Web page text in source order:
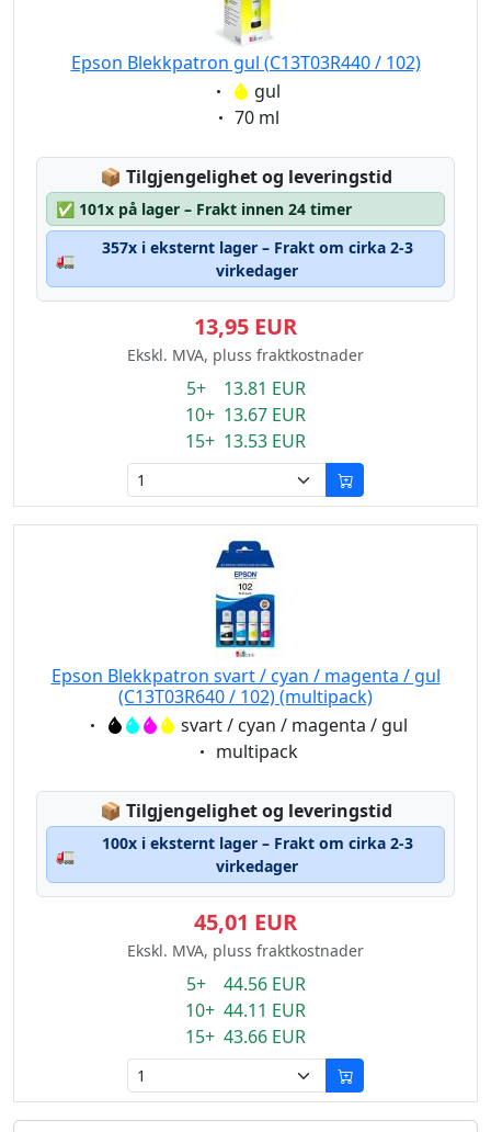
Epson Blekkpatron gul (C13T03R440 / 102)
Eigenschaft:
gul
Eigenschaft:
70 ml
📦 Lagerstatus:
Tilgjengelighet og leveringstid
✅ 101x på lager – Frakt innen 24 timer
🚛
357x i eksternt lager – Frakt om cirka 2-3
virkedager
13,95 EUR
Ekskl. MVA, pluss fraktkostnader
5+ 13.81 EUR
10+ 13.67 EUR
15+ 13.53 EUR
Epson Blekkpatron svart / cyan / magenta / gul
(C13T03R640 / 102) (multipack)
Eigenschaft:svart / cyan / magenta / gul
Eigenschaft:
multipack
📦 Lagerstatus:
Tilgjengelighet og leveringstid
🚛
100x i eksternt lager – Frakt om cirka 2-3
virkedager
45,01 EUR
Ekskl. MVA, pluss fraktkostnader
5+ 44.56 EUR
10+ 44.11 EUR
15+ 43.66 EUR